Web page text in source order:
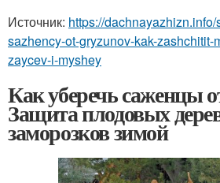
Источник: https://
sazhency-ot-gryzunov-kak-
zaycev-i-myshey
Как уберечь саженцы
Защита плодовых
заморозков зимой